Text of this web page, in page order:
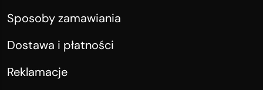
Sposoby zamawiania
Dostawa i płatności
Reklamacje